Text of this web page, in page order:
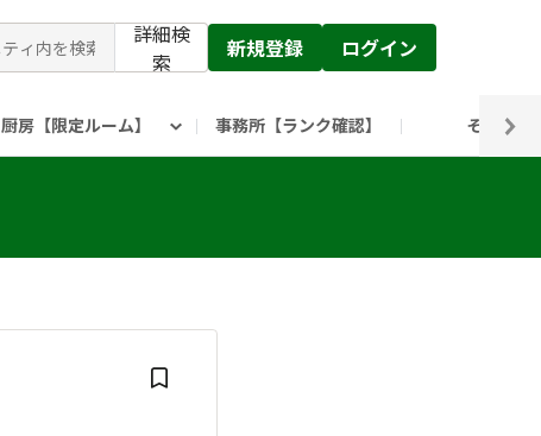
詳細検
索
新規登録 ログイン
厨房【限定ルーム】 事務所【ランク確認】 その他
ックルスホールディングスHP